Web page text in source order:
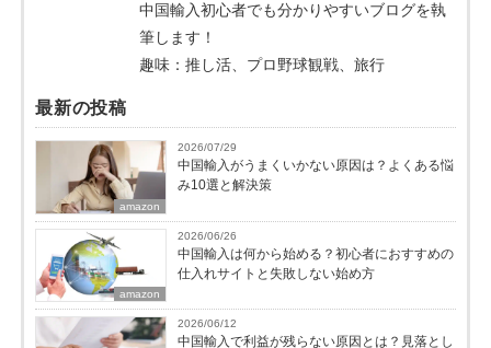
中国輸入初心者でも分かりやすいブログを執
筆します！
趣味：推し活、プロ野球観戦、旅行
最新の投稿
amazon
2026/07/29
中国輸入がうまくいかない原因は？よくある悩
み10選と解決策
amazon
2026/06/26
中国輸入は何から始める？初心者におすすめの
仕入れサイトと失敗しない始め方
2026/06/12
中国輸入で利益が残らない原因とは？見落とし